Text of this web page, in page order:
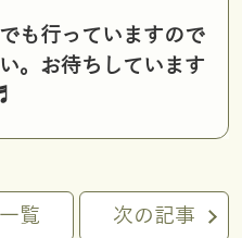
も行っていますので
。お待ちしています
覧 次の記事